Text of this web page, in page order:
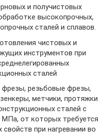
и получистовых
высокопрочных,
сталей и сплавов.
чистовых и
инструментов при
сталей
фрезы, резьбовые фрезы,
метчики, протяжки
сталей с
от которых требуется
при нагревании во